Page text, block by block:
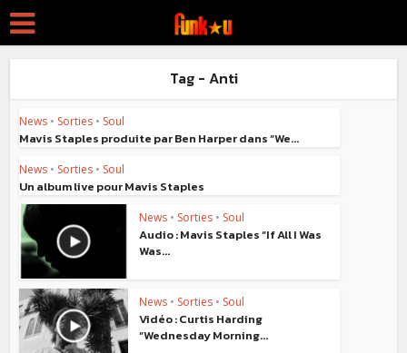
Tag - Anti
News • Sorties • Soul
Mavis Staples produite par Ben Harper dans “We...
News • Sorties • Soul
Un album live pour Mavis Staples
News • Sorties • Soul
Audio : Mavis Staples “If All I Was
Was...
News • Sorties • Soul
Vidéo : Curtis Harding
“Wednesday Morning...